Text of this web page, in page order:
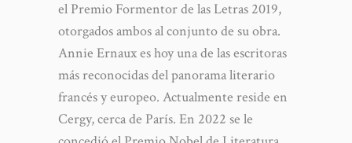
el Premio Formentor de las Letras 2019,
otorgados ambos al conjunto de su obra.
Annie Ernaux es hoy una de las escritoras
más reconocidas del panorama literario
francés y europeo. Actualmente reside en
Cergy, cerca de París. En 2022 se le